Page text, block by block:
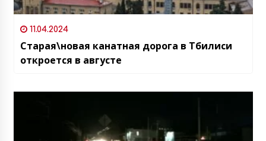
11.04.2024
Старая\новая канатная дорога в Тбилиси
откроется в августе